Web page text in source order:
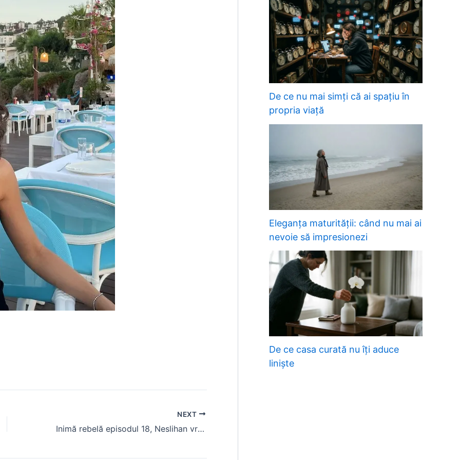
NEXT
Inimă rebelă episodul 18, Neslihan vrea să divorțeze de Serhan
De ce nu mai simți că ai spațiu în
propria viață
Eleganța maturității: când nu mai ai
nevoie să impresionezi
De ce casa curată nu îți aduce
liniște